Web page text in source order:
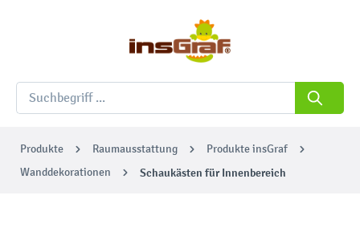
Produkte Raumausstattung
Produkte insGraf
Wanddekorationen
Schaukästen für Innenbereich